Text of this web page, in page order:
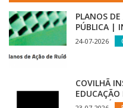
PLANOS
PÚBLICA |
24-07-2026
COVILHÃ
EDUCAÇÃO